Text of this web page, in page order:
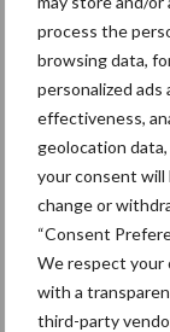
process the
browsing data,
personalized ads
effectiveness,
geolocation
your consent will
change or
“Consent
We respect your
with a
third-party